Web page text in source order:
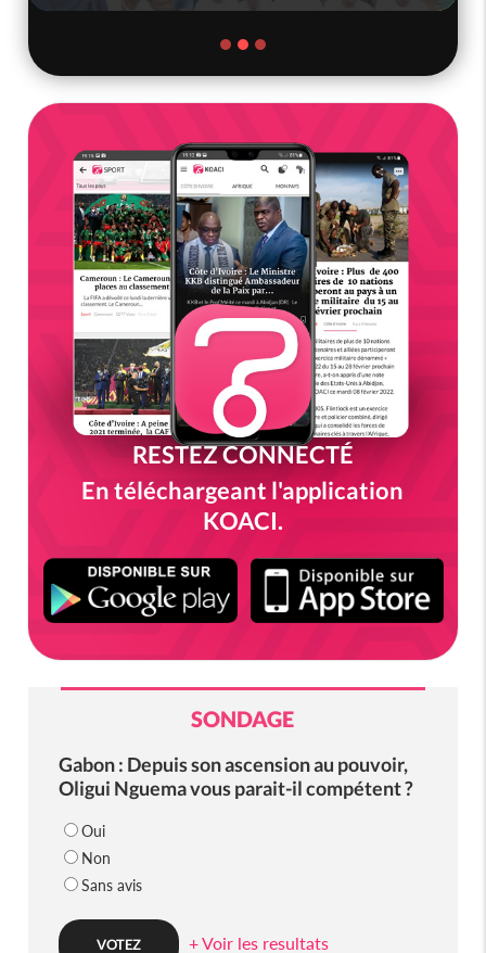
RESTEZ CONNECTÉ
En téléchargeant l'application
KOACI.
SONDAGE
Gabon : Depuis son ascension au pouvoir,
Oligui Nguema vous parait-il compétent ?
Oui
Non
Sans avis
+ Voir les resultats